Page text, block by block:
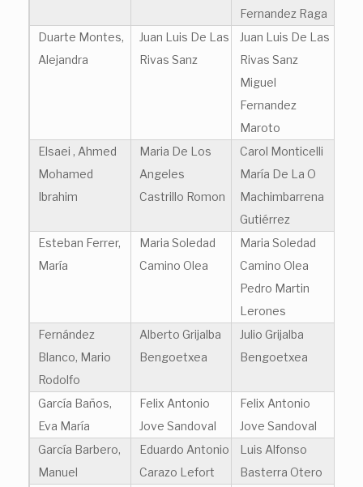
Fernandez Raga
Duarte Montes,
Alejandra
Juan Luis De Las
Rivas Sanz
Juan Luis De Las
Rivas Sanz
Miguel
Fernandez
Maroto
Elsaei , Ahmed
Mohamed
Ibrahim
Maria De Los
Angeles
Castrillo Romon
Carol Monticelli
María De La O
Machimbarrena
Gutiérrez
Esteban Ferrer,
María
Maria Soledad
Camino Olea
Maria Soledad
Camino Olea
Pedro Martin
Lerones
Fernández
Blanco, Mario
Rodolfo
Alberto Grijalba
Bengoetxea
Julio Grijalba
Bengoetxea
García Baños,
Eva María
Felix Antonio
Jove Sandoval
Felix Antonio
Jove Sandoval
García Barbero,
Manuel
Eduardo Antonio
Carazo Lefort
Luis Alfonso
Basterra Otero